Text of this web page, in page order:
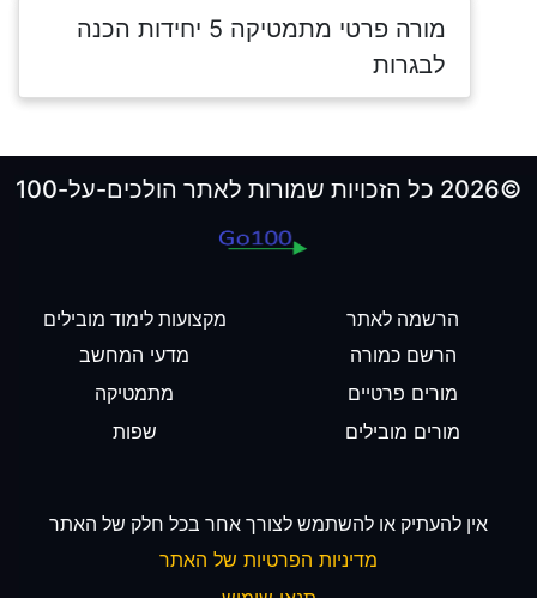
מורה פרטי מתמטיקה 5 יחידות הכנה
לבגרות
©2026 כל הזכויות שמורות לאתר הולכים-על-100
הרשמה לאתר
הרשם כמורה
מורים פרטיים
מורים מובילים
מקצועות לימוד מובילים
מדעי המחשב
מתמטיקה
שפות
אין להעתיק או להשתמש לצורך אחר בכל חלק של האתר
מדיניות הפרטיות של האתר